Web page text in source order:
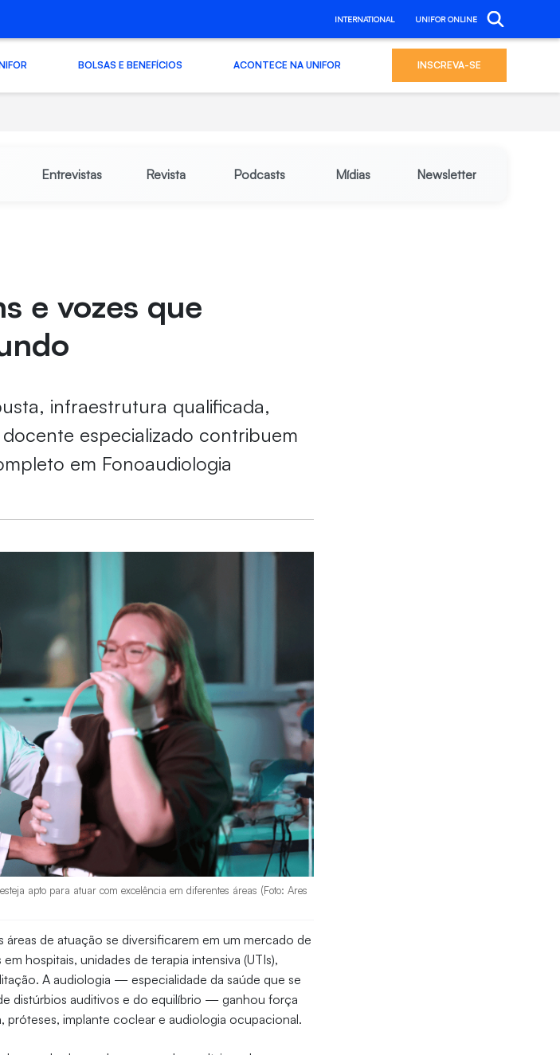
INTERNATIONAL UNIFOR ONLINE
BOLSAS E BENEFÍCIOS ACONTECE NA UNIFOR INSCREVA-SE
Entrevistas Revista Podcasts Mídias Newsletter
e vozes que
infraestrutura qualificada,
especializado contribuem
em Fonoaudiologia
apto para atuar com excelência em diferentes áreas (Foto: Ares
de atuação se diversificarem em um mercado de
hospitais, unidades de terapia intensiva (UTIs),
A audiologia — especialidade da saúde que se
distúrbios auditivos e do equilíbrio — ganhou força
próteses, implante coclear e audiologia ocupacional.